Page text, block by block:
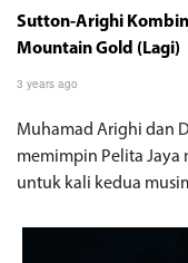
Sutton-Arighi
Mountain Gold (Lagi)
3 years ago
Muhamad Arighi dan
memimpin Pelita Jaya
untuk kali kedua